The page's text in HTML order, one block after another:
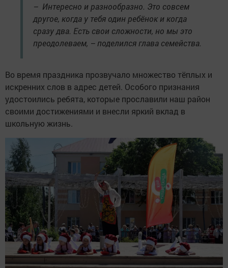
– Интересно и разнообразно. Это совсем
другое, когда у тебя один ребёнок и когда
сразу два. Есть свои сложности, но мы это
преодолеваем, – поделился глава семейства.
Во время праздника прозвучало множество тёплых и
искренних слов в адрес детей. Особого признания
удостоились ребята, которые прославили наш район
своими достижениями и внесли яркий вклад в
школьную жизнь.